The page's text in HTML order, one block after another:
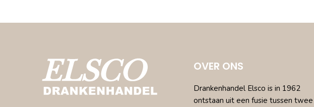
OVER ONS
Drankenhandel Elsco is in 1962
ontstaan uit een fusie tussen twee